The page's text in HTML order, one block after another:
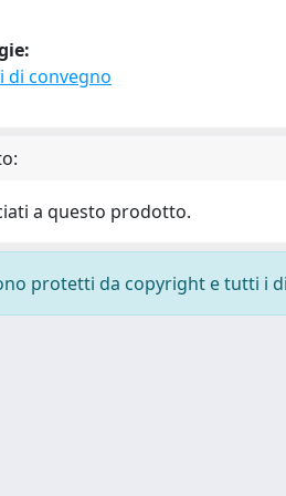
di convegno
a questo prodotto.
protetti da copyright e tutti i